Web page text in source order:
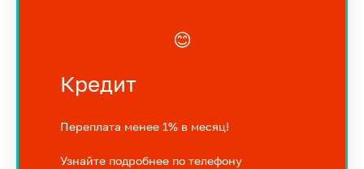
😊
Кредит
Переплата менее 1% в месяц!
Узнайте подробнее по телефону